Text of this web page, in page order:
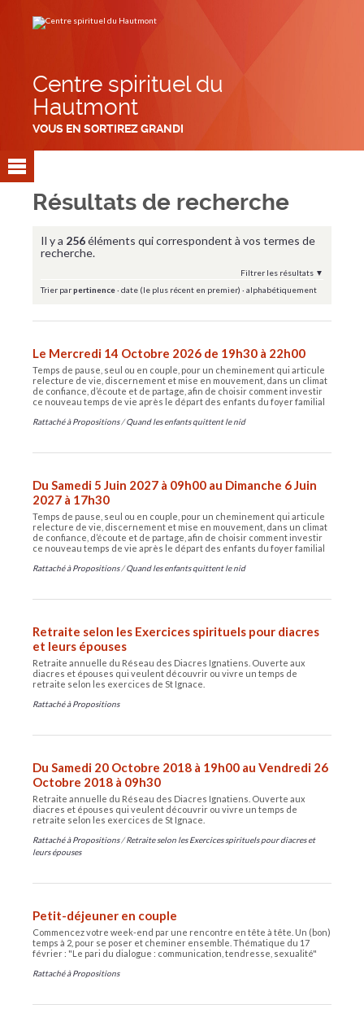
contenu.
Centre spirituel du
Hautmont
VOUS EN SORTIREZ GRANDI
Résultats de recherche
Il y a 256éléments qui correspondent à vos termes de
recherche.
Filtrer les résultats
Trier parpertinence· date (le plus récent en premier) · alphabétiquement
Le Mercredi 14 Octobre 2026 de 19h30 à 22h00
Temps de pause, seul ou en couple, pour un cheminement qui articule
relecture de vie, discernement et mise en mouvement, dans un climat
de confiance, d’écoute et de partage, afin de choisir comment investir
ce nouveau temps de vie après le départ des enfants du foyer familial
Rattaché à Propositions /Quand les enfants quittent le nid
Du Samedi 5 Juin 2027 à 09h00 au Dimanche 6 Juin
2027 à 17h30
Temps de pause, seul ou en couple, pour un cheminement qui articule
relecture de vie, discernement et mise en mouvement, dans un climat
de confiance, d’écoute et de partage, afin de choisir comment investir
ce nouveau temps de vie après le départ des enfants du foyer familial
Rattaché à Propositions /Quand les enfants quittent le nid
Retraite selon les Exercices spirituels pour diacres
et leurs épouses
Retraite annuelle du Réseau des Diacres Ignatiens. Ouverte aux
diacres et épouses qui veulent découvrir ou vivre un temps de
retraite selon les exercices de St Ignace.
Rattaché à Propositions
Du Samedi 20 Octobre 2018 à 19h00 au Vendredi 26
Octobre 2018 à 09h30
Retraite annuelle du Réseau des Diacres Ignatiens. Ouverte aux
diacres et épouses qui veulent découvrir ou vivre un temps de
retraite selon les exercices de St Ignace.
Rattaché à Propositions /Retraite selon les Exercices spirituels pour diacres et
leurs épouses
Petit-déjeuner en couple
Commencez votre week-end par une rencontre en tête à tête. Un (bon)
temps à 2, pour se poser et cheminer ensemble. Thématique du 17
février : "Le pari du dialogue : communication, tendresse, sexualité"
Rattaché à Propositions